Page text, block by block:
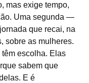
mas exige tempo,
Uma segunda —
que recai, na
sobre as mulheres.
têm escolha. Elas
sabem que
E é